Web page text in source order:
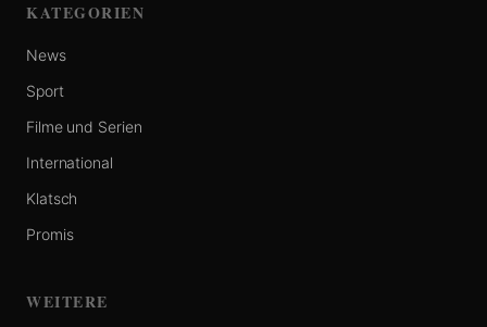
KATEGORIEN
News
Sport
Filme und Serien
International
Klatsch
Promis
WEITERE